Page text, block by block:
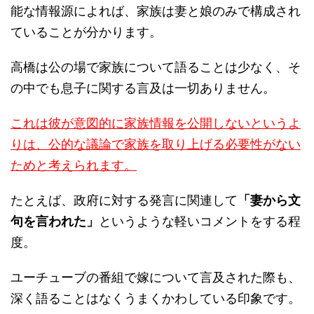
能な情報源によれば、家族は妻と娘のみで構成され
ていることが分かります。
高橋は公の場で家族について語ることは少なく、そ
の中でも息子に関する言及は一切ありません。
これは彼が意図的に家族情報を公開しないというよ
りは、公的な議論で家族を取り上げる必要性がない
ためと考えられます。
たとえば、政府に対する発言に関連して 「妻から文
句を言われた」
というような軽いコメントをする程
度。
ユーチューブの番組で嫁について言及された際も、
深く語ることはなくうまくかわしている印象です。